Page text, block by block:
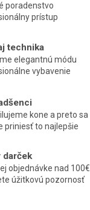
poradenstvo
prístup
technika
elegantnú módu
vybavenie
kone a preto sa
priniesť to najlepšie
darček
objednávke nad 100€
úžitkovú pozornosť